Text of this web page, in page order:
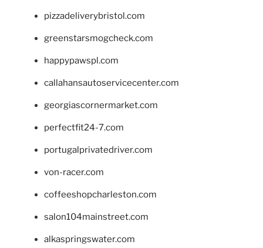
pizzadeliverybristol.com
greenstarsmogcheck.com
happypawspl.com
callahansautoservicecenter.com
georgiascornermarket.com
perfectfit24-7.com
portugalprivatedriver.com
von-racer.com
coffeeshopcharleston.com
salon104mainstreet.com
alkaspringswater.com